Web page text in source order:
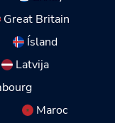
Great Britain
Ísland
Latvija
Maroc